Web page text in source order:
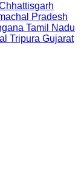
Pradesh
Tamil Nadu
Tripura Gujarat